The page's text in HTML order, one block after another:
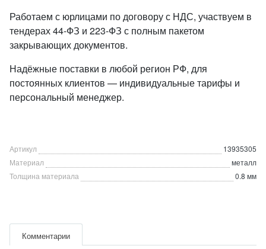
Работаем с юрлицами по договору с НДС, участвуем в
тендерах 44-ФЗ и 223-ФЗ с полным пакетом
закрывающих документов.
Надёжные поставки в любой регион РФ, для
постоянных клиентов — индивидуальные тарифы и
персональный менеджер.
Артикул
13935305
Материал
металл
Толщина материала
0.8 мм
Комментарии